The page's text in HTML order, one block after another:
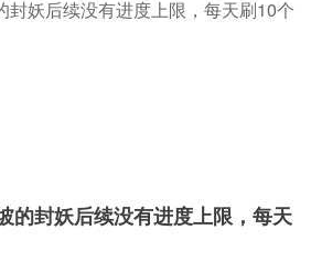
的封妖后续没有进度上限，每天